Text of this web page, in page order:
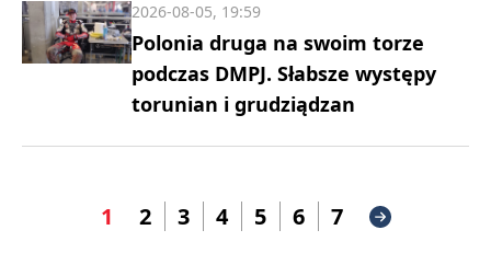
Polonia druga na swoim torze
podczas DMPJ. Słabsze występy
torunian i grudziądzan
2026-08-05, 19:59
1 2 3 4 5 6 7